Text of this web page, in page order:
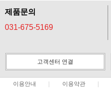
제품문의
031-675-5169
고객센터 연결
이용안내 이용약관